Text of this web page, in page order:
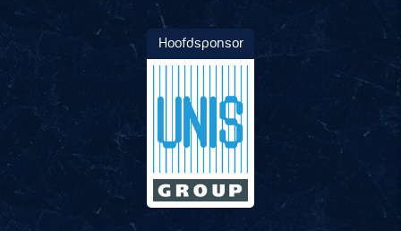
Hoofdsponsor